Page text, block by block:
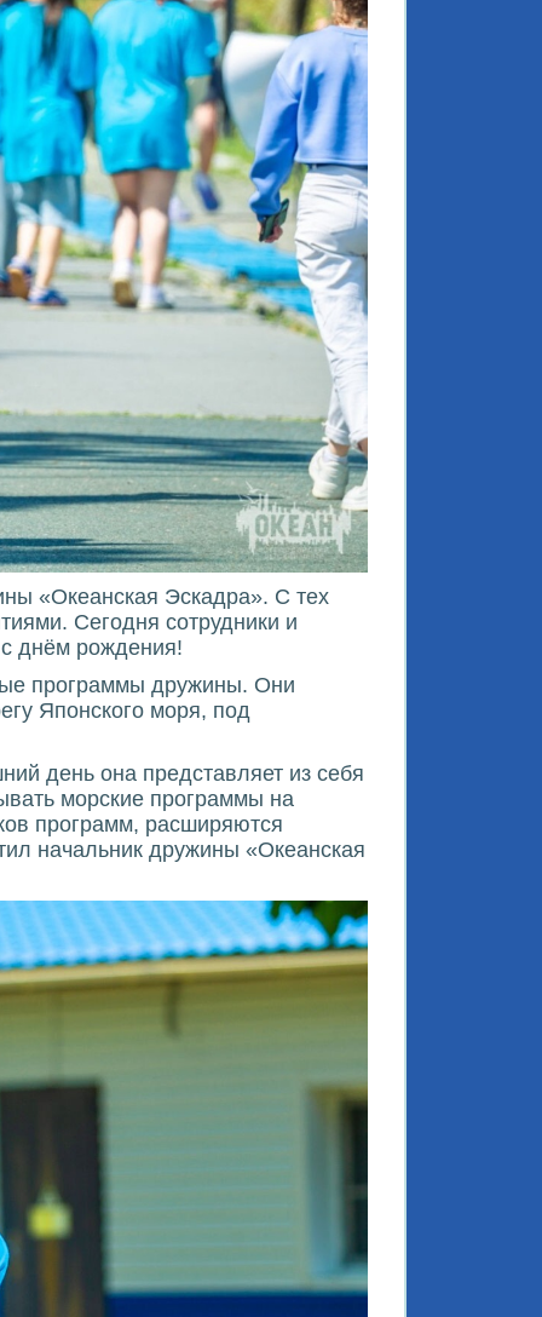
«Океанская Эскадра». С тех
Сегодня сотрудники и
днём рождения!
программы дружины. Они
Японского моря, под
день она представляет из себя
морские программы на
программ, расширяются
начальник дружины «Океанская